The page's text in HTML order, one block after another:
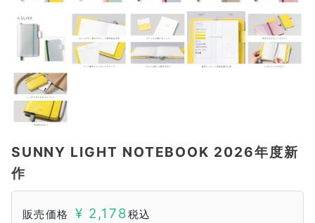
SUNNY LIGHT NOTEBOOK 2026年度新
作
販売価格 ¥ 2,178税込